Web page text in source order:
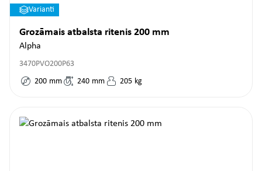
Varianti
Grozāmais atbalsta ritenis 200 mm
Alpha
3470PVO200P63
200 mm 240 mm 205 kg